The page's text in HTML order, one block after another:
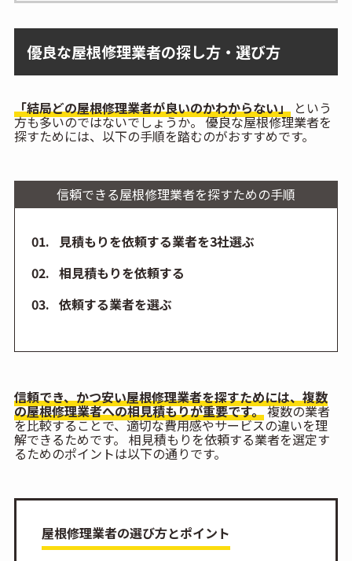
優良な屋根修理業者の探し方・選び方
「結局どの屋根修理業者が良いのかわからない」という
方も多いのではないでしょうか。 優良な屋根修理業者を
探すためには、以下の手順を踏むのがおすすめです。
信頼できる屋根修理業者を探すための手順
見積もりを依頼する業者を3社選ぶ
相見積もりを依頼する
依頼する業者を選ぶ
信頼でき、かつ安い屋根修理業者を探すためには、複数
の屋根修理業者への相見積もりが重要です。複数の業者
を比較することで、適切な費用感やサービスの違いを理
解できるためです。 相見積もりを依頼する業者を選定す
るためのポイントは以下の通りです。
屋根修理業者の選び方とポイント